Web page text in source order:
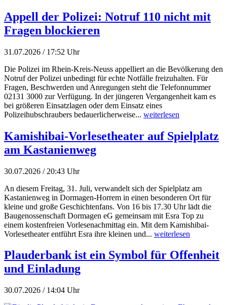
Appell der Polizei: Notruf 110 nicht mit
Fragen blockieren
31.07.2026 / 17:52 Uhr
Die Polizei im Rhein-Kreis-Neuss appelliert an die Bevölkerung den
Notruf der Polizei unbedingt für echte Notfälle freizuhalten. Für
Fragen, Beschwerden und Anregungen steht die Telefonnummer
02131 3000 zur Verfügung. In der jüngeren Vergangenheit kam es
bei größeren Einsatzlagen oder dem Einsatz eines
Polizeihubschraubers bedauerlicherweise... weiterlesen
Kamishibai-Vorlesetheater auf Spielplatz
am Kastanienweg
30.07.2026 / 20:43 Uhr
An diesem Freitag, 31. Juli, verwandelt sich der Spielplatz am
Kastanienweg in Dormagen-Horrem in einen besonderen Ort für
kleine und große Geschichtenfans. Von 16 bis 17.30 Uhr lädt die
Baugenossenschaft Dormagen eG gemeinsam mit Esra Top zu
einem kostenfreien Vorlesenachmittag ein. Mit dem Kamishibai-
Vorlesetheater entführt Esra ihre kleinen und... weiterlesen
Plauderbank ist ein Symbol für Offenheit
und Einladung
30.07.2026 / 14:04 Uhr